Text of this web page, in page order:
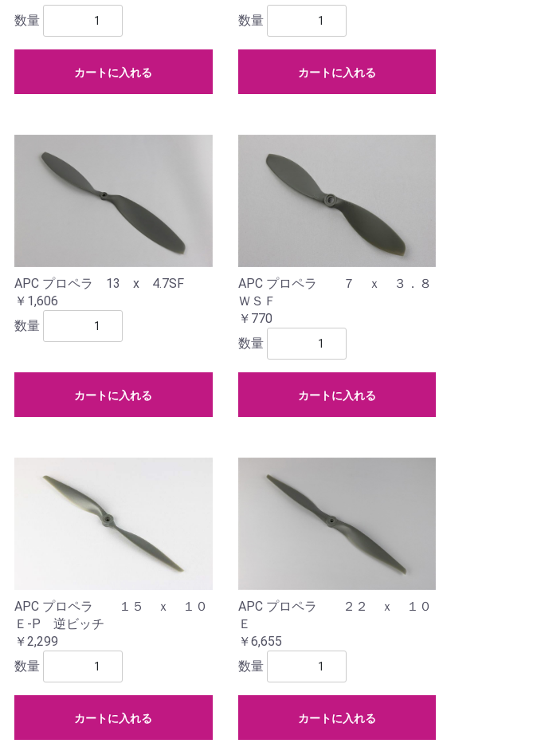
数量
カートに入れる
数量
カートに入れる
APC プロペラ 13 x 4.7SF
￥1,606
数量
カートに入れる
APC プロペラ ７ ｘ ３．８
ＷＳＦ
￥770
数量
カートに入れる
APC プロペラ １５ ｘ １０
Ｅ-P 逆ビッチ
￥2,299
数量
カートに入れる
APC プロペラ ２２ ｘ １０
Ｅ
￥6,655
数量
カートに入れる